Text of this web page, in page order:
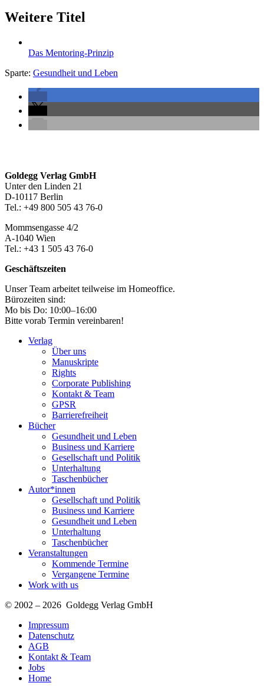
Weitere Titel
Das Mentoring-Prinzip
Sparte: Gesundheit und Leben
Footer-
Section
Goldegg Verlag GmbH
Unter den Linden 21
D-10117 Berlin
Tel.: +49 800 505 43 76-0
Mommsengasse 4/2
A-1040 Wien
Tel.: +43 1 505 43 76-0
Geschäftszeiten
Unser Team arbeitet teilweise im Homeoffice.
Bürozeiten sind:
Mo bis Do: 10:00–16:00
Bitte vorab Termin vereinbaren!
Verlag
Über uns
Manuskripte
Rights
Corporate Publishing
Kontakt & Team
GPSR
Barrierefreiheit
Bücher
Gesundheit und Leben
Business und Karriere
Gesellschaft und Politik
Unterhaltung
Taschenbücher
Autor*innen
Gesellschaft und Politik
Business und Karriere
Gesundheit und Leben
Unterhaltung
Taschenbücher
Veranstaltungen
Kommende Termine
Vergangene Termine
Work with us
© 2002 – 2026 Goldegg Verlag GmbH
Impressum
Datenschutz
AGB
Kontakt & Team
Jobs
Home